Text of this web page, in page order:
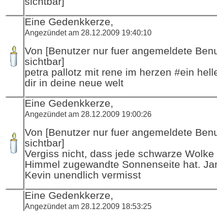
Eine Gedenkkerze,
Angezündet am 28.12.2009 19:40:10
Von [Benutzer nur fuer angemeldete
sichtbar]
petra pallotz mit rene im herzen #ein
dir in deine neue welt
Eine Gedenkkerze,
Angezündet am 28.12.2009 19:00:26
Von [Benutzer nur fuer angemeldete
sichtbar]
Vergiss nicht, dass jede schwarze
Himmel zugewandte Sonnenseite hat.
Kevin unendlich vermisst
Eine Gedenkkerze,
Angezündet am 28.12.2009 18:53:25